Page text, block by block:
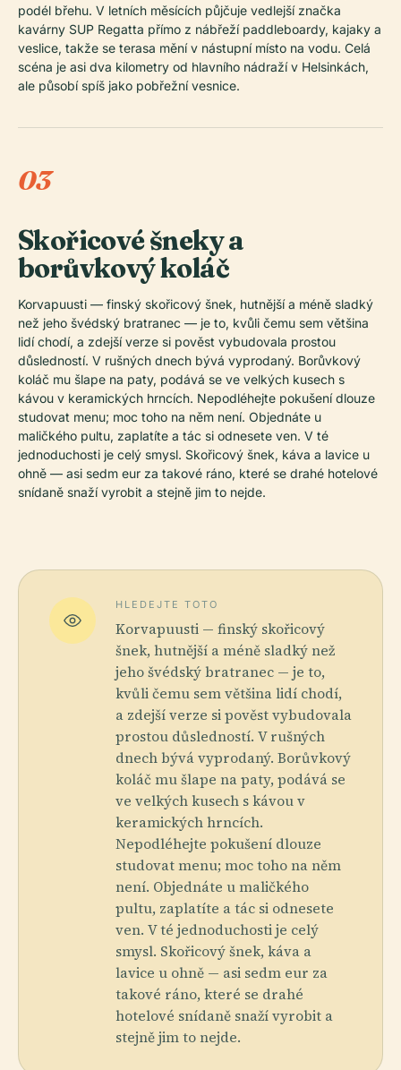
podél břehu. V letních měsících půjčuje vedlejší značka
kavárny SUP Regatta přímo z nábřeží paddleboardy, kajaky a
veslice, takže se terasa mění v nástupní místo na vodu. Celá
scéna je asi dva kilometry od hlavního nádraží v Helsinkách,
ale působí spíš jako pobřežní vesnice.
03
Skořicové šneky a
borůvkový koláč
Korvapuusti — finský skořicový šnek, hutnější a méně sladký
než jeho švédský bratranec — je to, kvůli čemu sem většina
lidí chodí, a zdejší verze si pověst vybudovala prostou
důsledností. V rušných dnech bývá vyprodaný. Borůvkový
koláč mu šlape na paty, podává se ve velkých kusech s
kávou v keramických hrncích. Nepodléhejte pokušení dlouze
studovat menu; moc toho na něm není. Objednáte u
maličkého pultu, zaplatíte a tác si odnesete ven. V té
jednoduchosti je celý smysl. Skořicový šnek, káva a lavice u
ohně — asi sedm eur za takové ráno, které se drahé hotelové
snídaně snaží vyrobit a stejně jim to nejde.
HLEDEJTE TOTO
Korvapuusti — finský skořicový
šnek, hutnější a méně sladký než
jeho švédský bratranec — je to,
kvůli čemu sem většina lidí chodí,
a zdejší verze si pověst vybudovala
prostou důsledností. V rušných
dnech bývá vyprodaný. Borůvkový
koláč mu šlape na paty, podává se
ve velkých kusech s kávou v
keramických hrncích.
Nepodléhejte pokušení dlouze
studovat menu; moc toho na něm
není. Objednáte u maličkého
pultu, zaplatíte a tác si odnesete
ven. V té jednoduchosti je celý
smysl. Skořicový šnek, káva a
lavice u ohně — asi sedm eur za
takové ráno, které se drahé
hotelové snídaně snaží vyrobit a
stejně jim to nejde.